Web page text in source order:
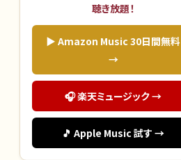
聴き放題！
▶ Amazon Music 30日間無料
→
🎧 楽天ミュージック →
🎵 Apple Music 試す →